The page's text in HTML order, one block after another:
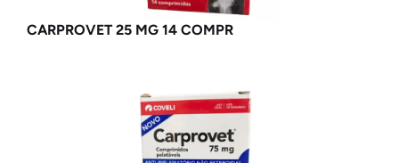
CARPROVET 25 MG 14 COMPR